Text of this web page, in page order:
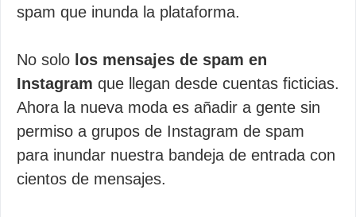
spam que inunda la plataforma.
No solo los mensajes de spam en
Instagram que llegan desde cuentas ficticias.
Ahora la nueva moda es añadir a gente sin
permiso a grupos de Instagram de spam
para inundar nuestra bandeja de entrada con
cientos de mensajes.